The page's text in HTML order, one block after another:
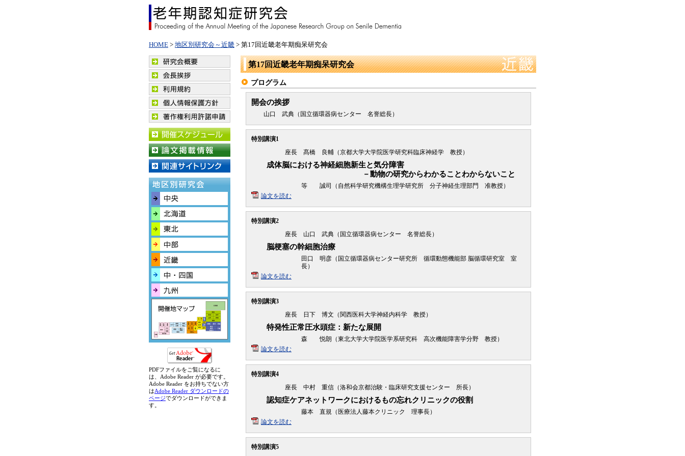
HOME > 地区別研究会～近畿 > 第17回近畿老年期痴呆研究会
第17回近畿老年期痴呆研究会
プログラム
開会の挨拶
山口 武典（国立循環器病センター 名誉総長）
特別講演1
座長 髙橋 良輔（京都大学大学院医学研究科臨床神経学 教授）
成体脳における神経細胞新生と気分障害
－動物の研究からわかることわからないこと
等 誠司（自然科学研究機構生理学研究所 分子神経生理部門 准教授）
論文を読む
特別講演2
座長 山口 武典（国立循環器病センター 名誉総長）
脳梗塞の幹細胞治療
田口 明彦（国立循環器病センター研究所 循環動態機能部 脳循環研究室 室
長）
論文を読む
特別講演3
座長 日下 博文（関西医科大学神経内科学 教授）
特発性正常圧水頭症：新たな展開
森 悦朗（東北大学大学院医学系研究科 高次機能障害学分野 教授）
論文を読む
特別講演4
座長 中村 重信（洛和会京都治験・臨床研究支援センター 所長）
認知症ケアネットワークにおけるもの忘れクリニックの役割
藤本 直規（医療法人藤本クリニック 理事長）
論文を読む
特別講演5
PDFファイルをご覧になるに
は、Adobe Reader が必要です。
Adobe Reader をお持ちでない方
はAdobe Reader ダウンロードの
ページでダウンロードができま
す。